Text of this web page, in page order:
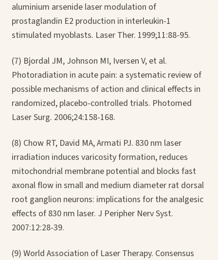
aluminium arsenide laser modulation of
prostaglandin E2 production in interleukin-1
stimulated myoblasts. Laser Ther. 1999;11:88-95.
(7) Bjordal JM, Johnson MI, Iversen V, et al.
Photoradiation in acute pain: a systematic review of
possible mechanisms of action and clinical effects in
randomized, placebo-controlled trials. Photomed
Laser Surg. 2006;24:158-168.
(8) Chow RT, David MA, Armati PJ. 830 nm laser
irradiation induces varicosity formation, reduces
mitochondrial membrane potential and blocks fast
axonal flow in small and medium diameter rat dorsal
root ganglion neurons: implications for the analgesic
effects of 830 nm laser. J Peripher Nerv Syst.
2007:12:28-39.
(9) World Association of Laser Therapy. Consensus